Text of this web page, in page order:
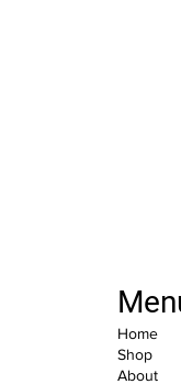
Home
Shop
About